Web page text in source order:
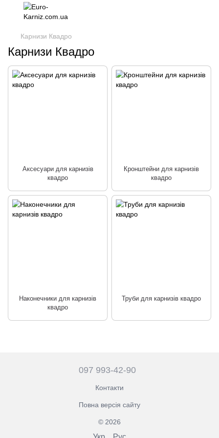
Карнизи Квадро
Карнизи Квадро
Аксесуари для карнизів
квадро
Кронштейни для карнизів
квадро
Наконечники для карнизів
квадро
Труби для карнизів квадро
097 993-42-90
Контакти
Повна версія сайту
© 2026